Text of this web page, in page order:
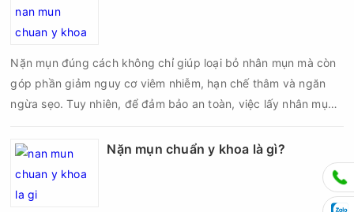
Nặn mụn đúng cách không chỉ giúp loại bỏ nhân mụn mà còn
góp phần giảm nguy cơ viêm nhiễm, hạn chế thâm và ngăn
ngừa sẹo. Tuy nhiên, để đảm bảo an toàn, việc lấy nhân mụn
đủ các bước vô khuẩn và chăm sóc sau điều trị.
Nặn mụn chuẩn y khoa là gì?